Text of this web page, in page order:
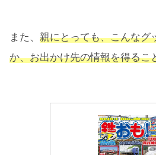
また、 親にとっても、こんなグ
か、お出かけ先の情報を得るこ